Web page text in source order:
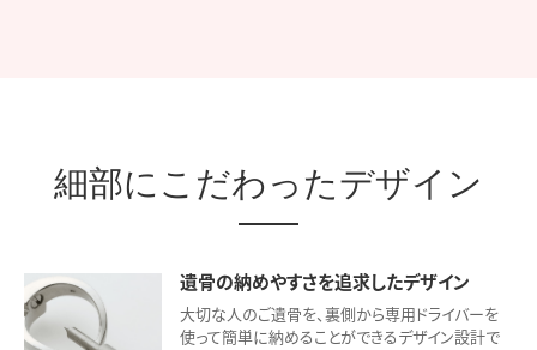
細部にこだわったデザイン
遺骨の納めやすさを追求したデザイン
大切な人のご遺骨を、裏側から専用ドライバーを
使って簡単に納めることができるデザイン設計で